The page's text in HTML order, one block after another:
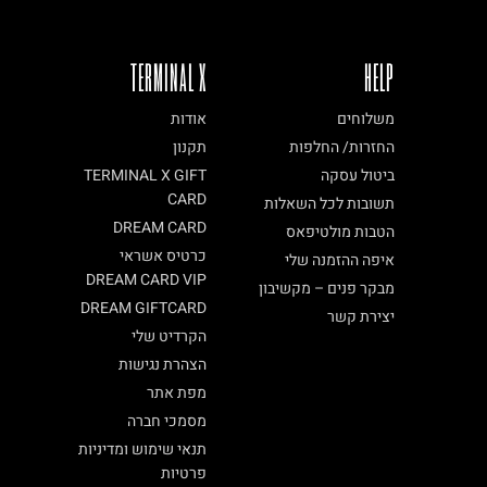
TERMINAL X
אודות
תקנון
TERMINAL X GIFT
CARD
DREAM CARD
כרטיס אשראי
DREAM CARD VIP
DREAM GIFTCARD
הקרדיט שלי
הצהרת נגישות
מפת אתר
מסמכי חברה
תנאי שימוש ומדיניות
פרטיות
HELP
משלוחים
החזרות/ החלפות
ביטול עסקה
תשובות לכל השאלות
הטבות מולטיפאס
איפה ההזמנה שלי
מבקר פנים – מקשיבון
יצירת קשר